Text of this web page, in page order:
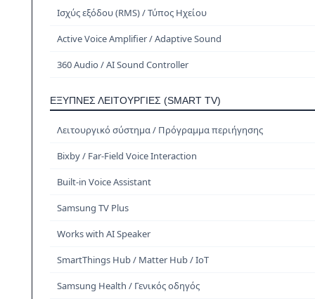
Ισχύς εξόδου (RMS) / Τύπος Ηχείου
Active Voice Amplifier / Adaptive Sound
360 Audio / AI Sound Controller
ΈΞΥΠΝΕΣ ΛΕΙΤΟΥΡΓΊΕΣ (SMART TV)
Λειτουργικό σύστημα / Πρόγραμμα περιήγησης
Bixby / Far-Field Voice Interaction
Built-in Voice Assistant
Samsung TV Plus
Works with AI Speaker
SmartThings Hub / Matter Hub / IoT
Samsung Health / Γενικός οδηγός